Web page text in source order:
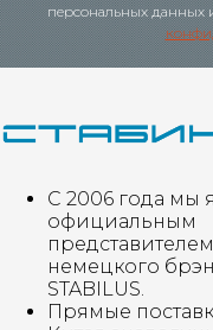
персональных данных
С 2006 года мы
официальным
представителем
немецкого
STABILUS.
Прямые